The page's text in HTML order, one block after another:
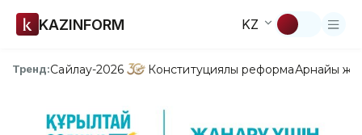
KAZINFORM KZ
Тренд:Сайлау-2026 Конституциялық реформаАрнайы